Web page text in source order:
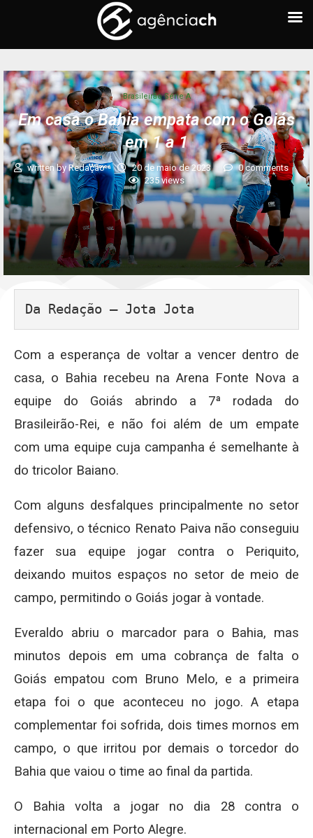
Brasileirão Série A
Em casa o Bahia empata com o Goiás
em 1 a 1
written by Redação 20 de maio de 2023
0 comments
235 views
Da Redação – Jota Jota
Com a esperança de voltar a vencer dentro de
casa, o Bahia recebeu na Arena Fonte Nova a
equipe do Goiás abrindo a 7ª rodada do
Brasileirão-Rei, e não foi além de um empate
com uma equipe cuja campanha é semelhante à
do tricolor Baiano.
Com alguns desfalques principalmente no setor
defensivo, o técnico Renato Paiva não conseguiu
fazer sua equipe jogar contra o Periquito,
deixando muitos espaços no setor de meio de
campo, permitindo o Goiás jogar à vontade.
Everaldo abriu o marcador para o Bahia, mas
minutos depois em uma cobrança de falta o
Goiás empatou com Bruno Melo, e a primeira
etapa foi o que aconteceu no jogo. A etapa
complementar foi sofrida, dois times mornos em
campo, o que irritou por demais o torcedor do
Bahia que vaiou o time ao final da partida.
O Bahia volta a jogar no dia 28 contra o
internacional em Porto Alegre.